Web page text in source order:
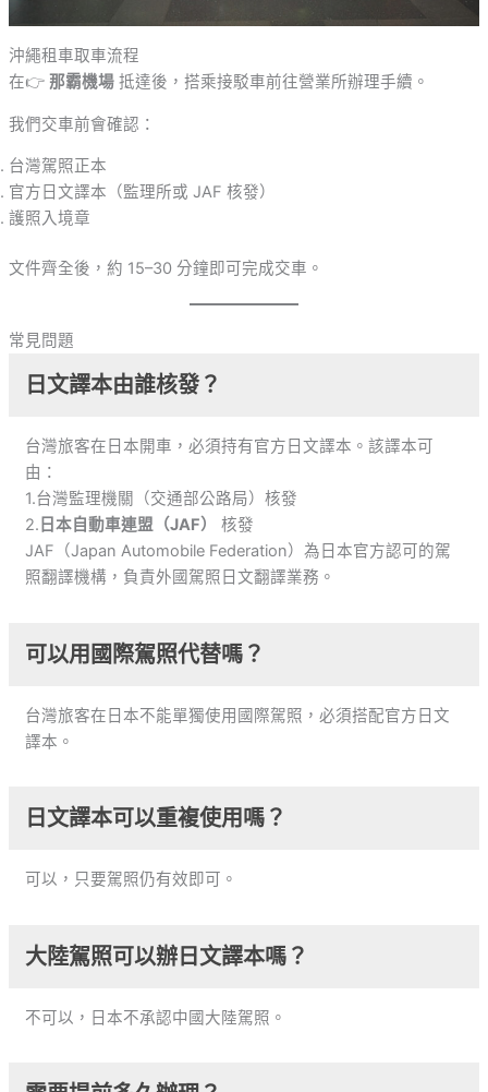
沖繩租車取車流程
在👉 那霸機場抵達後，搭乘接駁車前往營業所辦理手續。
我們交車前會確認：
台灣駕照正本
官方日文譯本（監理所或 JAF 核發）
護照入境章
文件齊全後，約 15–30 分鐘即可完成交車。
常見問題
日文譯本由誰核發？
台灣旅客在日本開車，必須持有官方日文譯本。該譯本可
由：
1.台灣監理機關（交通部公路局）核發
2. 日本自動車連盟（JAF）
核發
JAF（Japan Automobile Federation）為日本官方認可的駕
照翻譯機構，負責外國駕照日文翻譯業務。
可以用國際駕照代替嗎？
台灣旅客在日本不能單獨使用國際駕照，必須搭配官方日文
譯本。
日文譯本可以重複使用嗎？
可以，只要駕照仍有效即可。
大陸駕照可以辦日文譯本嗎？
不可以，日本不承認中國大陸駕照。